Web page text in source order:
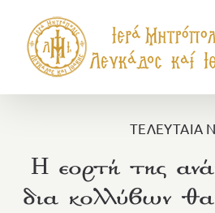
περιεχόμενο
ΤΕΛΕΥΤΑΙΑ
H εορτή της
δια κολλύβων